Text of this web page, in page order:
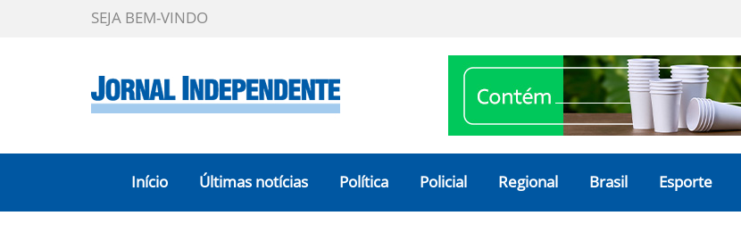
SEJA BEM-VINDO
Início Últimas notícias Política Policial Regional Brasil Esporte